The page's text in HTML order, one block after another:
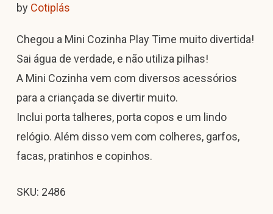
by Cotiplás
Chegou a Mini Cozinha Play Time muito divertida!
Sai água de verdade, e não utiliza pilhas!
A Mini Cozinha vem com diversos acessórios
para a criançada se divertir muito.
Inclui porta talheres, porta copos e um lindo
relógio. Além disso vem com colheres, garfos,
facas, pratinhos e copinhos.
SKU: 2486